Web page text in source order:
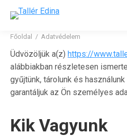
Főoldal / Adatvédelem
Üdvözöljük a(z) https://
alábbiakban részletesen
gyűjtünk, tárolunk és
garantáljuk az Ön személyes
Kik Vagyunk